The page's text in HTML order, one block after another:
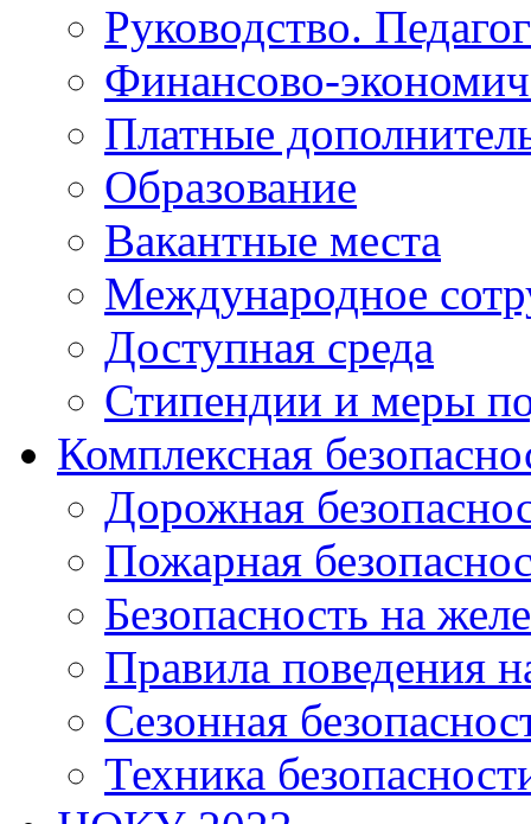
Руководство.
Финансово-
Платные
Образование
Вакантные места
Международное
Доступная среда
Стипендии и меры
Комплексная
Дорожная
Пожарная
Безопасность на
Правила поведения
Сезонная
Техника